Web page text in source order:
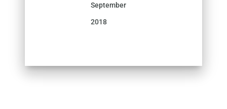
September
2018